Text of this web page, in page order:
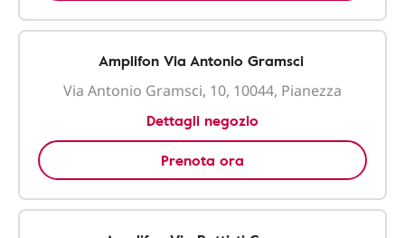
Amplifon Via Antonio Gramsci
Via Antonio Gramsci, 10, 10044, Pianezza
Dettagli negozio
Prenota ora